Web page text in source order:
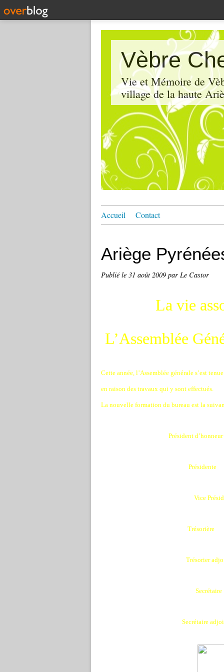
Vèbre
Vie et Mémoire de
village de la haute
Accueil Contact
Ariège
Publié le 31 août 2009 par Le Castor
La vie
L’Assemblée
Cette année, l’Assemblée générale s’est
en raison des travaux qui y sont effectués.
La nouvelle formation du bureau est la
Président d’honneur
Présidente
Vice
Trésorière
Trésorier
Secrétaire
Secrétaire